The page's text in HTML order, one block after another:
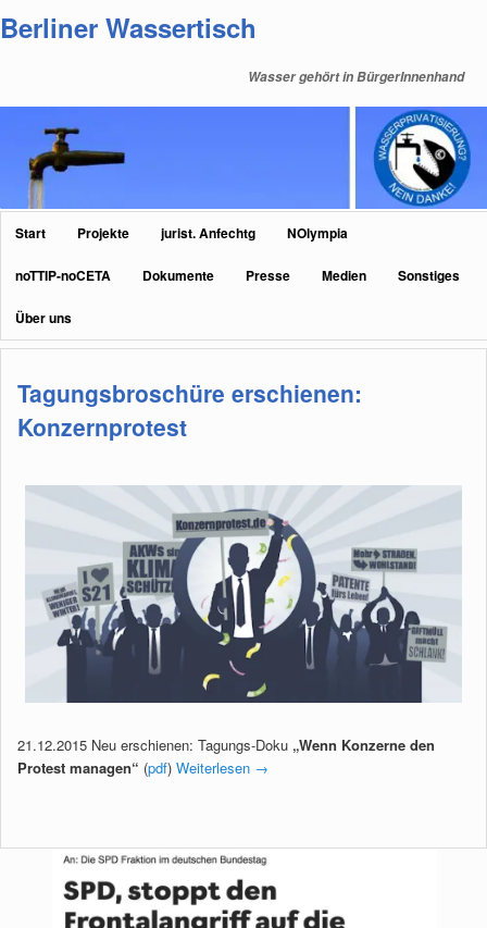
primären
sekundären
Berliner Wassertisch
Wasser gehört in BürgerInnenhand
Hauptmenü
Start Projekte jurist. Anfechtg NOlympia
noTTIP-noCETA Dokumente Presse Medien Sonstiges
Über uns
Tagungsbroschüre erschienen:
Konzernprotest
21.12.2015 Neu erschienen: Tagungs-Doku „Wenn Konzerne den
Protest managen“ (pdf) Weiterlesen →